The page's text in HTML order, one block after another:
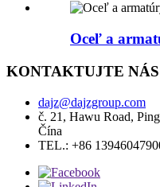
Oceľ a
KONTAKTUJTE NÁS
dajz@dajzgroup.com
č. 21, Hawu Road,
Čína
TEL.: +86